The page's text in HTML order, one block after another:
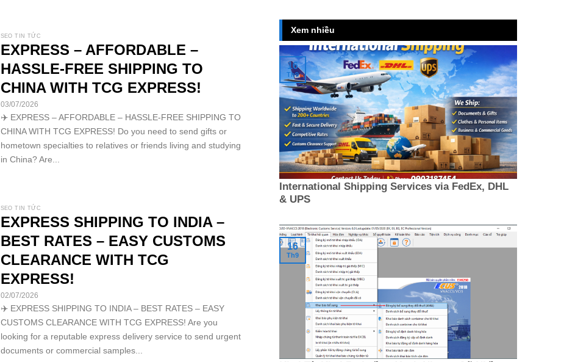
SEO TIN TỨC
EXPRESS – AFFORDABLE –
HASSLE-FREE SHIPPING TO
CHINA WITH TCG EXPRESS!
03/07/2026
✈️ EXPRESS – AFFORDABLE – HASSLE-FREE SHIPPING TO
CHINA WITH TCG EXPRESS! Do you need to send gifts or
hometown specialties to relatives or friends living and studying
in China? Are...
SEO TIN TỨC
EXPRESS SHIPPING TO INDIA –
BEST RATES – EASY CUSTOMS
CLEARANCE WITH TCG
EXPRESS!
02/07/2026
✈️ EXPRESS SHIPPING TO INDIA – BEST RATES – EASY
CUSTOMS CLEARANCE WITH TCG EXPRESS! Are you
looking for a reputable express delivery service to send urgent
documents or commercial samples...
Xem nhiều
International Shipping Services via FedEx, DHL
& UPS
16
Th9
16
Th9